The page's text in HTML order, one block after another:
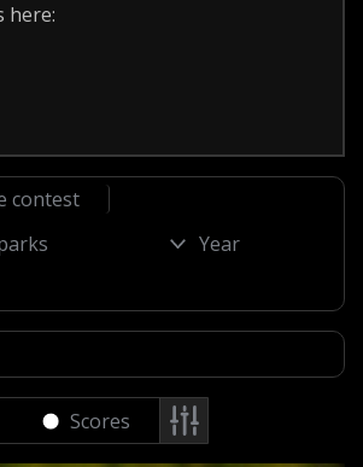
here:
contest
Scores